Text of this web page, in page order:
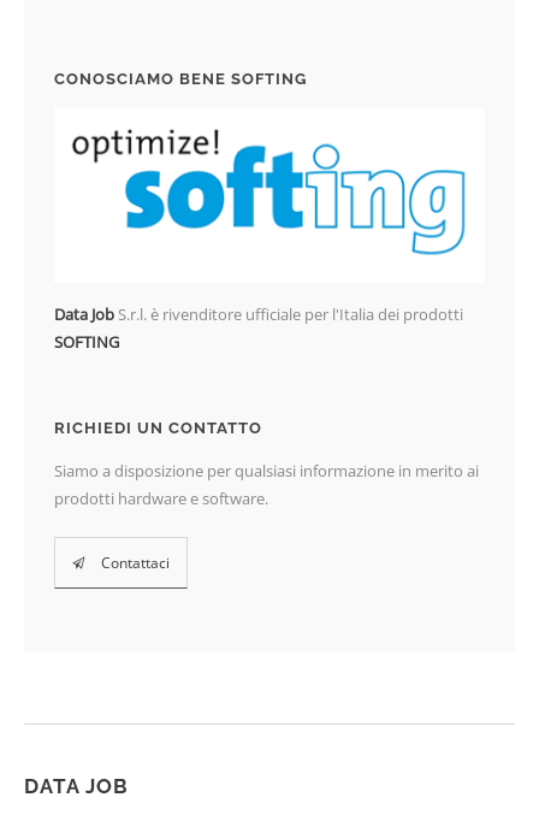
CONOSCIAMO BENE SOFTING
Data JobS.r.l. è rivenditore ufficiale per l'Italia dei prodotti
SOFTING
RICHIEDI UN CONTATTO
Siamo a disposizione per qualsiasi informazione in merito ai
prodotti hardware e software.
Contattaci
DATA JOB